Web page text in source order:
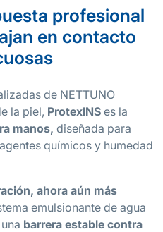
profesional
en contacto
de NETTUNO
la piel, ProtexINS es la
manos, diseñada para
químicos y humedad
ahora aún más
emulsionante de agua
barrera estable contra